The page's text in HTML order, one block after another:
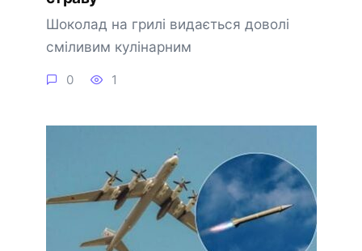
Шоколад на грилі видається доволі
сміливим кулінарним
0 1